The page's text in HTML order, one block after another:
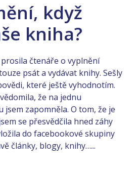
když
kniha?
čtenáře o vyplnění
psát a vydávat knihy. Sešly
které ještě vyhodnotím.
že na jednu
zapomněla. O tom, že je
se přesvědčila hned záhy
do facebookové skupiny
články, blogy, knihy…...